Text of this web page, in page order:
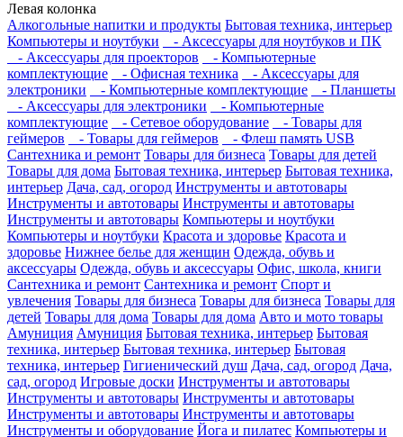
Левая колонка
Алкогольные напитки и продукты Бытовая техника, интерьер
Компьютеры и ноутбуки
- Аксессуары для ноутбуков и ПК
- Аксессуары для проекторов
- Компьютерные
комплектующие
- Офисная техника
- Аксессуары для
электроники
- Компьютерные комплектующие
- Планшеты
- Аксессуары для электроники
- Компьютерные
комплектующие
- Сетевое оборудование
- Товары для
геймеров
- Товары для геймеров
- Флеш память USB
Сантехника и ремонт Товары для бизнеса Товары для детей
Товары для дома Бытовая техника, интерьер Бытовая техника,
интерьер Дача, сад, огород Инструменты и автотовары
Инструменты и автотовары Инструменты и автотовары
Инструменты и автотовары Компьютеры и ноутбуки
Компьютеры и ноутбуки Красота и здоровье Красота и
здоровье Нижнее белье для женщин Одежда, обувь и
аксессуары Одежда, обувь и аксессуары Офис, школа, книги
Сантехника и ремонт Сантехника и ремонт Спорт и
увлечения Товары для бизнеса Товары для бизнеса Товары для
детей Товары для дома Товары для дома Авто и мото товары
Амуниция Амуниция Бытовая техника, интерьер Бытовая
техника, интерьер Бытовая техника, интерьер Бытовая
техника, интерьер Гигиенический душ Дача, сад, огород Дача,
сад, огород Игровые доски Инструменты и автотовары
Инструменты и автотовары Инструменты и автотовары
Инструменты и автотовары Инструменты и автотовары
Инструменты и оборудование Йога и пилатес Компьютеры и